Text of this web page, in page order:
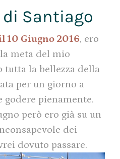
Santiago
10 Giugno 2016, ero
meta del mio
tutta la bellezza della
per un giorno a
godere pienamente.
però ero già su un
dei
dovuto passare.